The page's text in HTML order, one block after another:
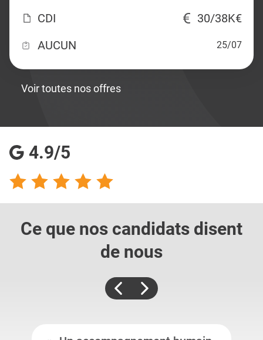
CDI
30/38K€
AUCUN
25/07
Voir toutes nos offres
4.9/5
Ce que nos candidats disent
de nous